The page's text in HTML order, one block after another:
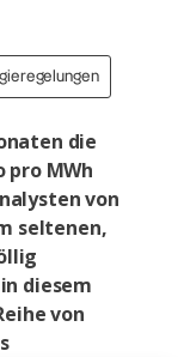
die
pro MWh
von
seltenen,
diesem
von